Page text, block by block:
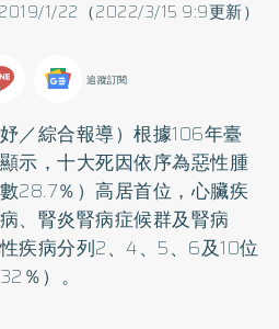
2019/1/22（2022/3/15 9:9更新）
追蹤訂閱
／綜合報導）根據106年臺
示，十大死因依序為惡性腫
28.7％）高居首位，心臟疾
、 腎炎腎病症候群及腎病
疾病分列2、4、5、6及10位
％）。